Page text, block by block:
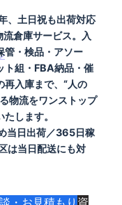
、土日祝も出荷対応
倉庫サービス。入
管・検品・アソー
ト組・FBA納品・催
再入庫まで、“人の
物流をワンストップ
します。
当日出荷／365日稼
は当日配送にも対